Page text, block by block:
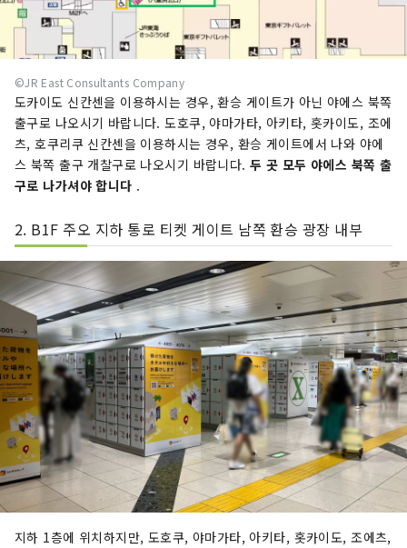
©JR East Consultants Company
도카이도 신칸센을 이용하시는 경우, 환승 게이트가 아닌 야에스 북쪽
출구로 나오시기 바랍니다. 도호쿠, 야마가타, 아키타, 홋카이도, 조에
츠, 호쿠리쿠 신칸센을 이용하시는 경우, 환승 게이트에서 나와 야에
스 북쪽 출구 개찰구로 나오시기 바랍니다.두 곳 모두 야에스 북쪽 출
구로 나가셔야 합니다 .
2. B1F 주오 지하 통로 티켓 게이트 남쪽 환승 광장 내부
지하 1층에 위치하지만, 도호쿠, 야마가타, 아키타, 홋카이도, 조에츠,